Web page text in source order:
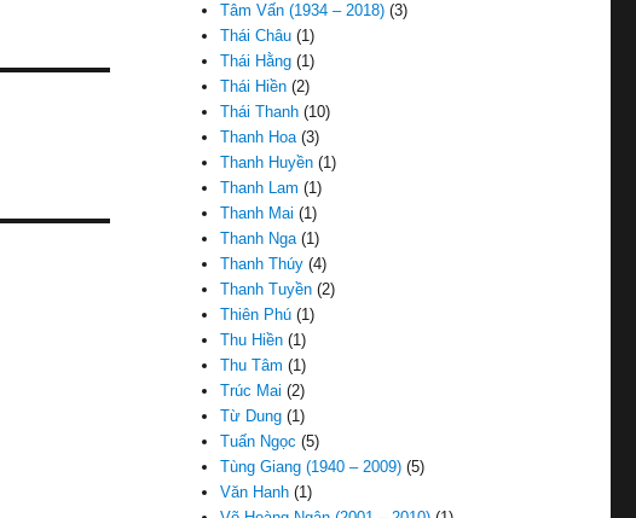
Tâm Vấn (1934 – 2018) (3)
Thái Châu (1)
Thái Hằng (1)
Thái Hiền (2)
Thái Thanh (10)
Thanh Hoa(3)
Thanh Huyền (1)
Thanh Lam (1)
Thanh Mai (1)
Thanh Nga(1)
Thanh Thúy (4)
Thanh Tuyền (2)
Thiên Phú (1)
Thu Hiền (1)
Thu Tâm (1)
Trúc Mai (2)
Từ Dung (1)
Tuấn Ngọc (5)
Tùng Giang (1940 – 2009) (5)
Văn Hanh (1)